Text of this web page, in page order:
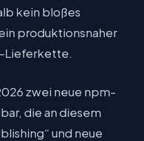
kein bloßes
produktionsnaher
Lieferkette.
zwei neue npm-
die an diesem
und neue